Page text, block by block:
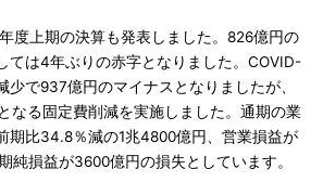
度上期の決算も発表しました。826億円の
ては4年ぶりの赤字となりました。COVID-
少で937億円のマイナスとなりましたが、
なる固定費削減を実施しました。通期の業
期比34.8％減の1兆4800億円、営業損益が
純損益が3600億円の損失としています。